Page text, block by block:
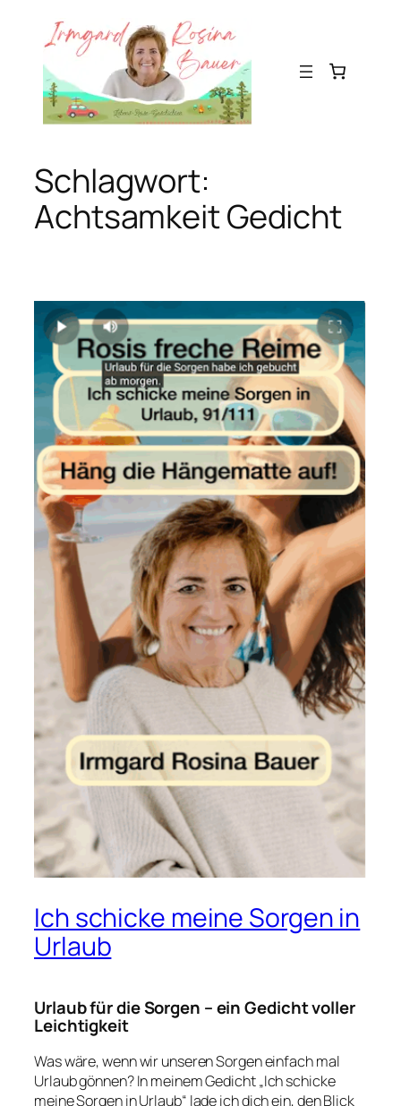
Inhalt
springen
Schlagwort:
Achtsamkeit Gedicht
Ich schicke meine Sorgen in
Urlaub
Urlaub für die Sorgen – ein Gedicht voller
Leichtigkeit
Was wäre, wenn wir unseren Sorgen einfach mal
Urlaub gönnen? In meinem Gedicht„Ich schicke
meine Sorgen in Urlaub“ lade ich dich ein, den Blick